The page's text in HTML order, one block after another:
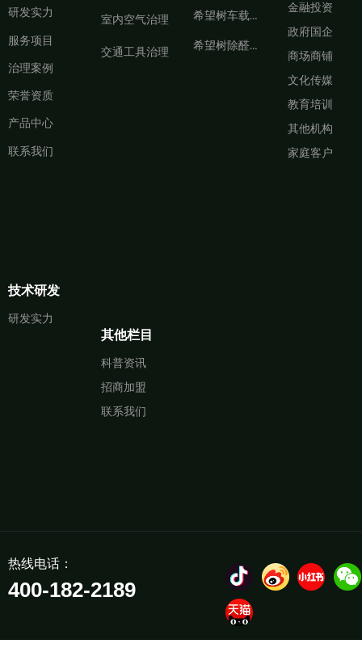
研发实力
服务项目
治理案例
荣誉资质
产品中心
联系我们
室内空气治理
交通工具治理
希望树车载除醛香薰
希望树除醛炭包
金融投资
政府国企
商场商铺
文化传媒
教育培训
其他机构
家庭客户
技术研发
研发实力
其他栏目
科普资讯
招商加盟
联系我们
热线电话：
400-182-2189